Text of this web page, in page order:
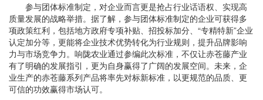
参与团体标准制定，对企业而言更是抢占行业话语权、实现高
质量发展的战略举措。据了解，参与团体标准制定的企业可获得多
项政策红利，包括地方政府专项补贴、招投标加分、“专精特新”企业
认定加分等，更能将企业技术优势转化为行业规则，提升品牌影响
力与市场竞争力。响陇农业通过参编此次标准，不仅让赤苍藤产业
有了明确的发展指引，更为自身赢得了广阔的发展空间。未来，企
业生产的赤苍藤系列产品将率先对标新标准，以更规范的品质、更
可信的功效赢得市场认可。